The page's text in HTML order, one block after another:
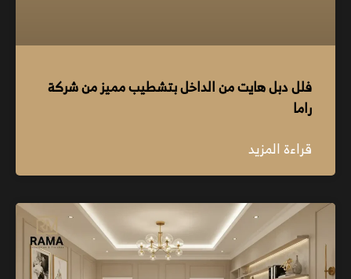
فلل دبل هايت من الداخل بتشطيب مميز من شركة
راما
قراءة المزيد